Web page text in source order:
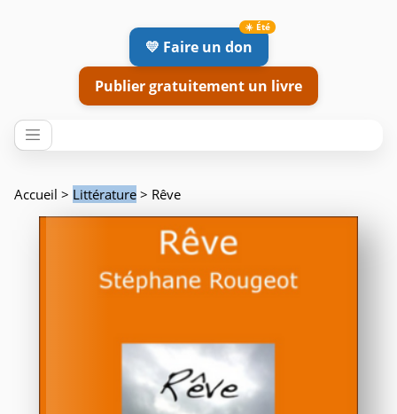
💛 Faire un don
Publier gratuitement un livre
Accueil > Littérature > Rêve